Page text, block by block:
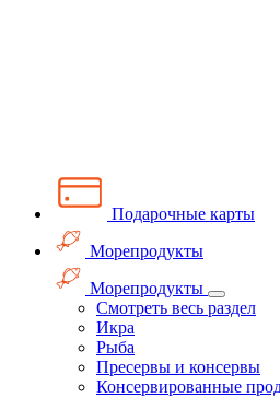
Подарочные карты
Морепродукты
Морепродукты
Смотреть весь раздел
Икра
Рыба
Пресервы и консервы
Консервированные